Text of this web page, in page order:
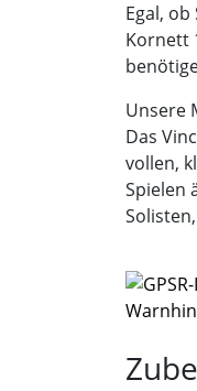
Egal,
Kornett
Unsere
Das
vollen,
Spielen